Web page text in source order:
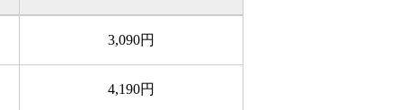
3,090円
4,190円